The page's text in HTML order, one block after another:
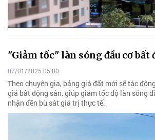
"Giảm tốc" làn sóng đầu cơ bất
07/01/2025 05:00
Theo chuyên gia, bảng giá đất mới sẽ tác
giá bất động sản, giúp giảm tốc độ làn sóng
nhận đền bù sát giá trị thực tế.